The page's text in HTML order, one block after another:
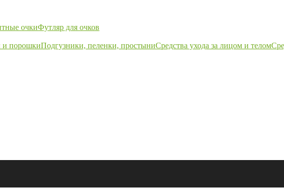
очкиФутляр для очков
и порошкиПодгузники, пеленки, простыниСредства ухода за лицом и телом